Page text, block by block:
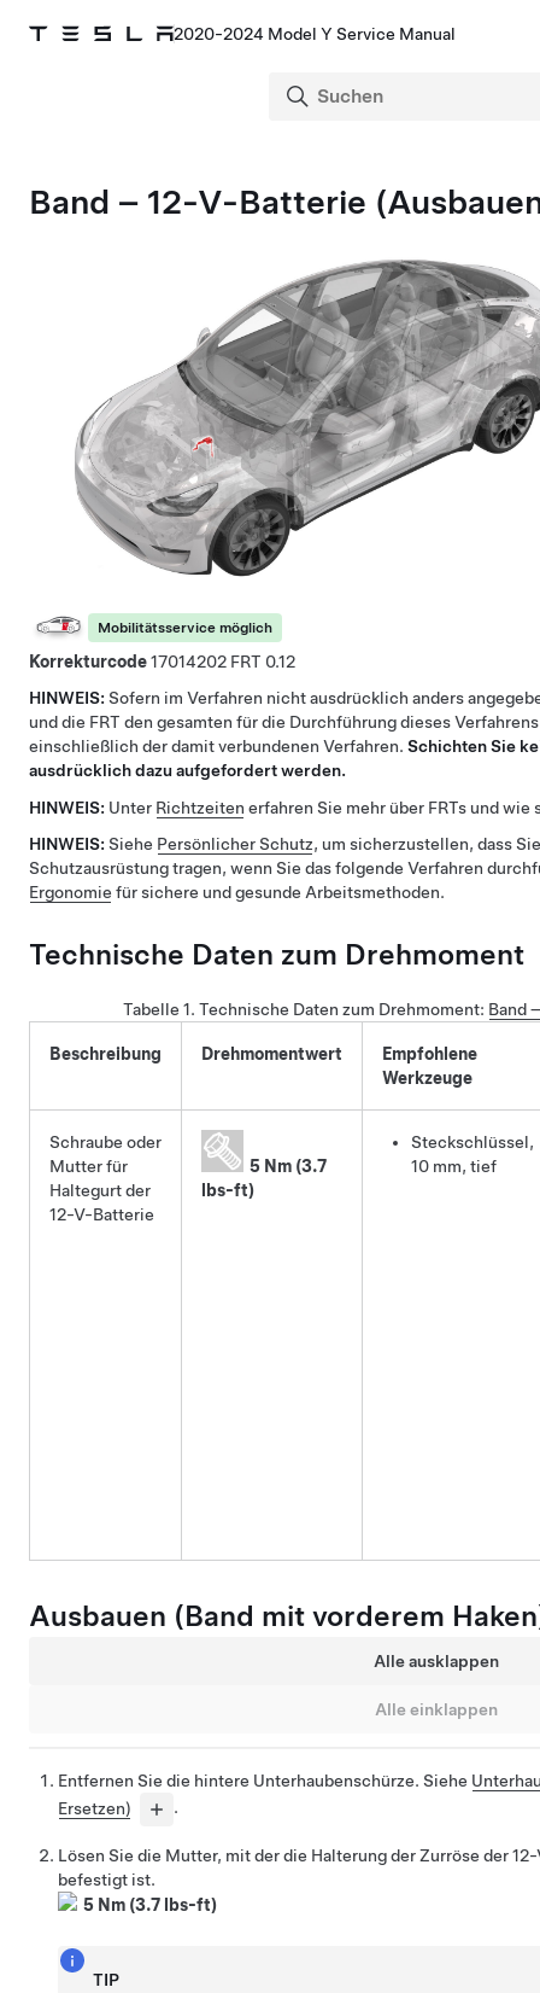
2020-2024 Model Y Service Manual
Band – 12-V-Batterie
Mobilitätsservice möglich
Korrekturcode17014202
0.12
HINWEIS: Sofern im Verfahren nicht ausdrücklich anders
und die FRT den gesamten für die Durchführung dieses
einschließlich der damit verbundenen Verfahren. Schichten Sie
ausdrücklich dazu aufgefordert werden.
HINWEIS: Unter Richtzeiten erfahren Sie mehr über FRTs und
HINWEIS: Siehe Persönlicher Schutz, um sicherzustellen, dass
Schutzausrüstung tragen, wenn Sie das folgende Verfahren
Ergonomie für sichere und gesunde Arbeitsmethoden.
Technische Daten zum Drehmoment
Tabelle 1. Technische Daten zum Drehmoment: Band
Beschreibung Drehmomentwert
Empfohlene
Werkzeuge
Schraube oder
Mutter für
Haltegurt der
12-V-Batterie
5 Nm (3.7
lbs-ft)
Steckschlüssel,
10 mm, tief
Ausbauen (Band mit vorderem
Alle ausklappen
Alle einklappen
Entfernen Sie die hintere Unterhaubenschürze. Siehe
Ersetzen)
.
Lösen Sie die Mutter, mit der die Halterung der Zurröse der
befestigt ist.
5 Nm (3.7 lbs-ft)
TIP